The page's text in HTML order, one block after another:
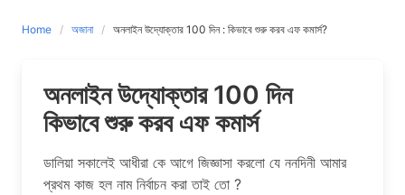
Home অজানা অনলাইন উদ্যোক্তার 100 দিন : কিভাবে শুরু করব এফ কমার্স?
অনলাইন উদ্যোক্তার 100 দিন
কিভাবে শুরু করব এফ কমার্স
ডালিয়া সকালেই আধীরা কে আগে জিজ্ঞাসা করলো যে ননদিনী আমার
প্রথম কাজ হল নাম নির্বাচন করা তাই তো ?